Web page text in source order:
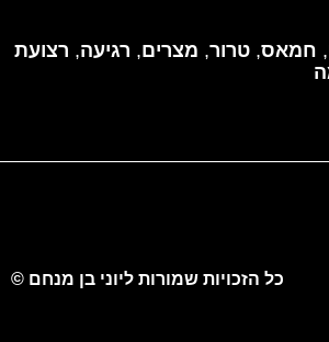
, חמאס, טרור, מצרים, רגיעה, רצועת
כל הזכויות שמורות ליוני בן מנחם ©